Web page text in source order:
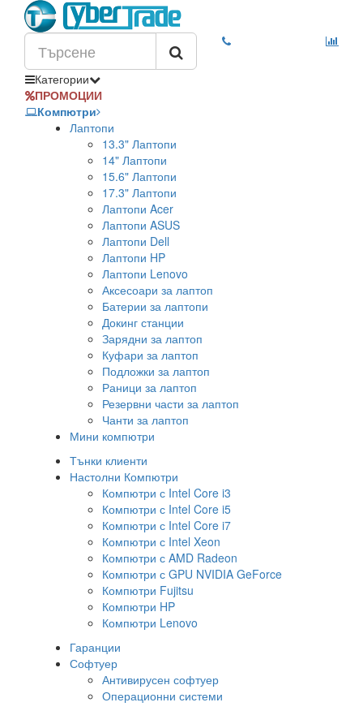
Категории
ПРОМОЦИИ
Компютри
Лаптопи
13.3" Лаптопи
14" Лаптопи
15.6" Лаптопи
17.3" Лаптопи
Лаптопи Acer
Лаптопи ASUS
Лаптопи Dell
Лаптопи HP
Лаптопи Lenovo
Аксесоари за лаптоп
Батерии за лаптопи
Докинг станции
Зарядни за лаптоп
Куфари за лаптоп
Подложки за лаптоп
Раници за лаптоп
Резервни части за лаптоп
Чанти за лаптоп
Мини компютри
Тънки клиенти
Настолни Компютри
Компютри с Intel Core i3
Компютри с Intel Core i5
Компютри с Intel Core i7
Компютри с Intel Xeon
Компютри с AMD Radeon
Компютри с GPU NVIDIA GeForce
Компютри Fujitsu
Компютри HP
Компютри Lenovo
Гаранции
Софтуер
Антивирусен софтуер
Операционни системи